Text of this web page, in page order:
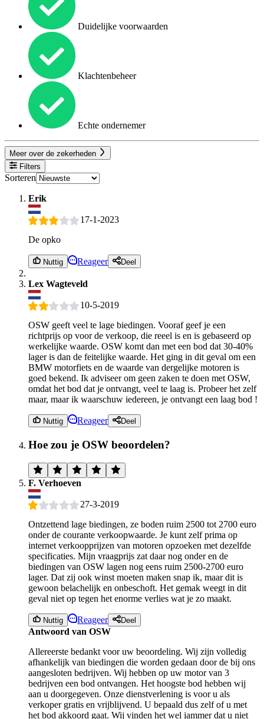
Duidelijke voorwaarden
Klachtenbeheer
Echte ondernemer
Meer over de zekerheden
Filters
Sorteren
Erik
17-1-2023
De opko
Nuttig Reageer Deel
Lex Wagteveld
10-5-2019
OSW geeft veel te lage biedingen. Vooraf geef je een
richtprijs op voor de verkoop, die reeel is en is gebaseerd op
werkelijke waarde. OSW komt dan met een bod dat 30-40%
lager is dan de feitelijke waarde. Het ging in dit geval om een
BMW motorfiets en de waarde van dergelijke motoren is
goed bekend. Ik adviseer om geen zaken te doen met OSW,
omdat het bod dat je ontvangt, veel te laag is. Probeer het zelf
maar, maar ik waarschuw iedereen, je ontvangt een laag bod !
Nuttig Reageer Deel
Hoe zou je OSW beoordelen?
F. Verhoeven
27-3-2019
Ontzettend lage biedingen, ze boden ruim 2500 tot 2700 euro
onder de courante verkoopwaarde. Je kunt zelf prima op
internet verkoopprijzen van motoren opzoeken met dezelfde
specificaties. Mijn vraagprijs zat daar nog onder en de
biedingen van OSW lagen nog eens ruim 2500-2700 euro
lager. Dat zij ook winst moeten maken snap ik, maar dit is
gewoon belachelijk en onbeschoft. Het gemak weegt in dit
geval niet op tegen het enorme verlies wat je zo maakt.
Nuttig Reageer Deel
Antwoord van OSW
Allereerste bedankt voor uw beoordeling. Wij zijn volledig
afhankelijk van biedingen die worden gedaan door de bij ons
aangesloten bedrijven. Wij hebben op uw motor van 3
bedrijven een bod ontvangen. Het hoogste bod hebben wij
aan u doorgegeven. Onze dienstverlening is voor u als
verkoper gratis en vrijblijvend. U bepaald dus zelf of u met
het bod akkoord gaat. Wij vinden het wel jammer dat u niet